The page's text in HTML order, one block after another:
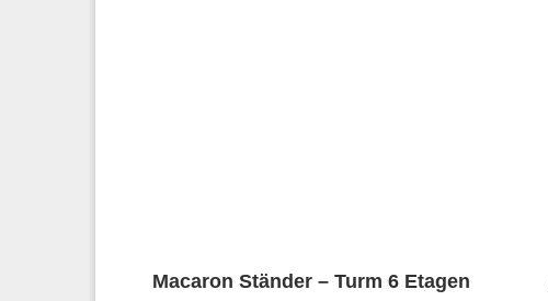
Macaron Ständer – Turm 6 Etagen